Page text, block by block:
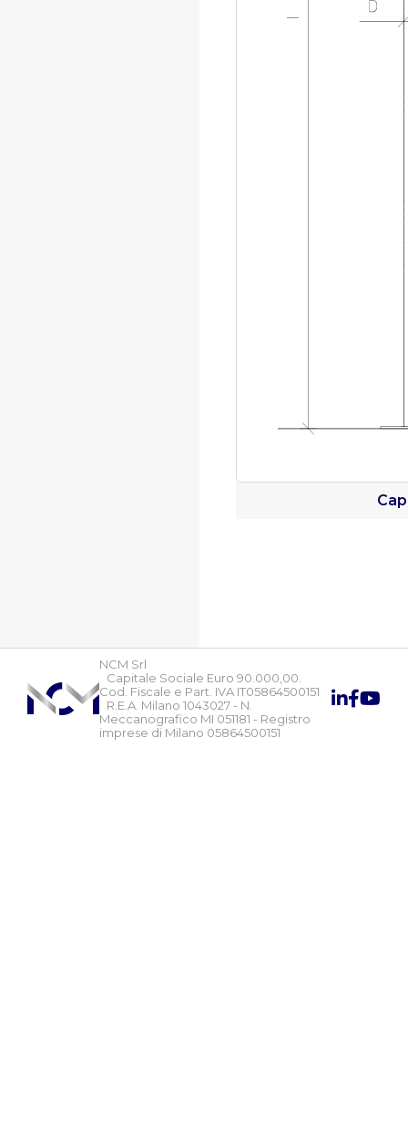
NCM Srl
Capitale Sociale Euro 90.000,00.
Cod. Fiscale e Part. IVA IT05864500151
R.E.A. Milano 1043027 - N.
Meccanografico MI 051181 - Registro
imprese di Milano 05864500151